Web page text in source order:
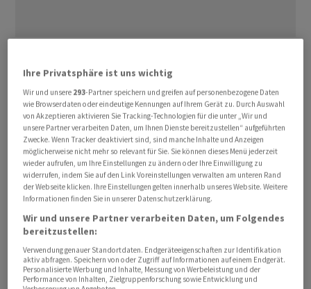
Handel in der grössten Krise seit dem Ende des Zweiten
‌Weltkriegs. «Wir ⁠erleben gerade die schlimmsten
Verwerfungen der letzten 80 Jahre», sagte ⁠die
Generaldirektorin der Welthandelsorganisation der
«Welt». Dennoch finde der Warenaustausch rund um die
Erde weiter ‌zu fast drei Vierteln gemäss WTO-
Vorschriften statt, ‌ergänzte die nigerianische Ökonomin.
«Die grosse Mehrheit ​der Mitglieder wendet unser
Regelwerk an», sagte Okonjo-Iweala. «Nicht alles ist
kaputt.»
In den vergangenen Monaten verhängte US-Präsident
Donald Trump Zölle gegen viele Staaten der Welt und
Ihre Privatsphäre ist uns wichtig
Wir und unsere 293-Partner speichern und greifen auf personenbezogene Daten
wie Browserdaten oder eindeutige Kennungen auf Ihrem Gerät zu. Durch Auswahl
von Akzeptieren aktivieren Sie Tracking-Technologien für die unter „Wir und
unsere Partner verarbeiten Daten, um Ihnen Dienste bereitzustellen“ aufgeführten
Zwecke. Wenn Tracker deaktiviert sind, sind manche Inhalte und Anzeigen
möglicherweise nicht mehr so relevant für Sie. Sie können dieses Menü jederzeit
wieder aufrufen, um Ihre Einstellungen zu ändern oder Ihre Einwilligung zu
widerrufen, indem Sie auf den Link Voreinstellungen verwalten am unteren Rand
der Webseite klicken. Ihre Einstellungen gelten innerhalb unseres Website. Weitere
Informationen finden Sie in unserer Datenschutzerklärung.
Wir und unsere Partner verarbeiten Daten, um Folgendes
bereitzustellen:
Verwendung genauer Standortdaten. Endgeräteeigenschaften zur Identifikation
aktiv abfragen. Speichern von oder Zugriff auf Informationen auf einem Endgerät.
Personalisierte Werbung und Inhalte, Messung von Werbeleistung und der
Performance von Inhalten, Zielgruppenforschung sowie Entwicklung und